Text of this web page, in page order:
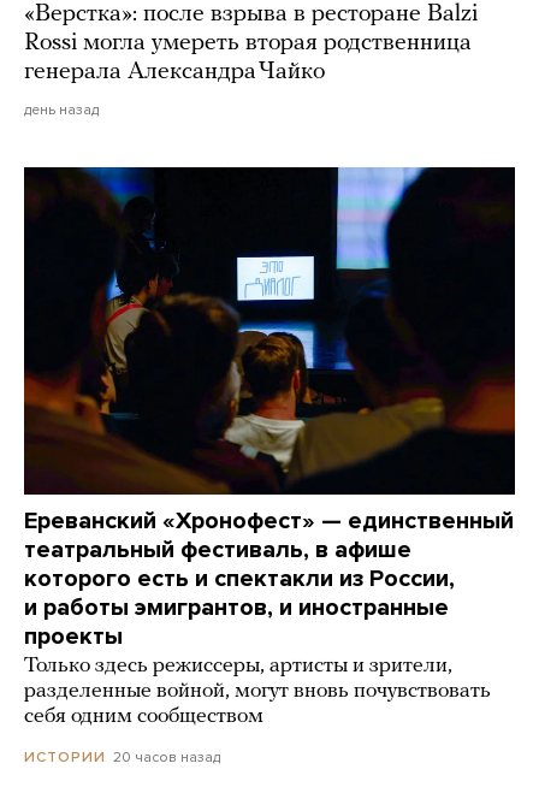
«Верстка»: после взрыва в ресторане Balzi
Rossi могла умереть вторая родственница
генерала Александра Чайко
день назад
Ереванский «Хронофест» — единственный
театральный фестиваль, в афише
которого есть и спектакли из России,
и работы эмигрантов, и иностранные
проекты
Только здесь режиссеры, артисты и зрители,
разделенные войной, могут вновь почувствовать
себя одним сообществом
ИСТОРИИ 20 часов назад